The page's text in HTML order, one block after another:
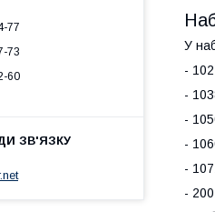
У
-
-
-
-
-
-
77
73
60